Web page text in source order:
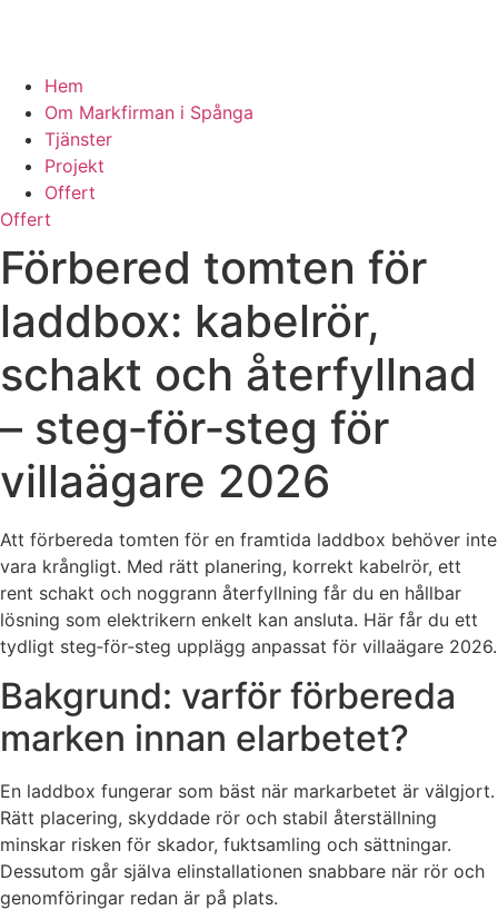
Hem
Om Markfirman i Spånga
Tjänster
Projekt
Offert
Offert
Förbered tomten för
laddbox: kabelrör,
schakt och återfyllnad
– steg‑för‑steg för
villaägare 2026
Att förbereda tomten för en framtida laddbox behöver inte
vara krångligt. Med rätt planering, korrekt kabelrör, ett
rent schakt och noggrann återfyllning får du en hållbar
lösning som elektrikern enkelt kan ansluta. Här får du ett
tydligt steg‑för‑steg upplägg anpassat för villaägare 2026.
Bakgrund: varför förbereda
marken innan elarbetet?
En laddbox fungerar som bäst när markarbetet är välgjort.
Rätt placering, skyddade rör och stabil återställning
minskar risken för skador, fuktsamling och sättningar.
Dessutom går själva elinstallationen snabbare när rör och
genomföringar redan är på plats.